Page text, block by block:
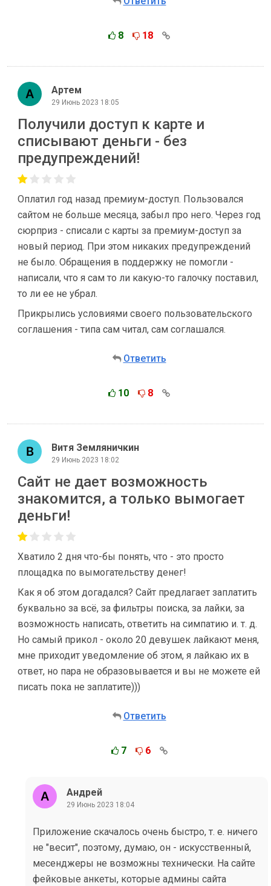
8 18
Артем
29 Июнь 2023 18:05
Получили доступ к карте и
списывают деньги - без
предупреждений!
Оплатил год назад премиум-доступ. Пользовался
сайтом не больше месяца, забыл про него. Через год
сюрприз - списали с карты за премиум-доступ за
новый период. При этом никаких предупреждений
не было. Обращения в поддержку не помогли -
написали, что я сам то ли какую-то галочку поставил,
то ли ее не убрал.
Прикрылись условиями своего пользовательского
соглашения - типа сам читал, сам соглашался.
Ответить
10 8
Витя Земляничкин
29 Июнь 2023 18:02
Сайт не дает возможность
знакомится, а только вымогает
деньги!
Хватило 2 дня что-бы понять, что - это просто
площадка по вымогательству денег!
Как я об этом догадался? Сайт предлагает заплатить
буквально за всё, за фильтры поиска, за лайки, за
возможность написать, ответить на симпатию и. т. д.
Но самый прикол - около 20 девушек лайкают меня,
мне приходит уведомление об этом, я лайкаю их в
ответ, но пара не образовывается и вы не можете ей
писать пока не заплатите)))
Ответить
7 6
Андрей
29 Июнь 2023 18:04
Приложение скачалось очень быстро, т. е. ничего
не "весит", поэтому, думаю, он - искусственный,
месенджеры не возможны технически. На сайте
фейковые анкеты, которые админы сайта